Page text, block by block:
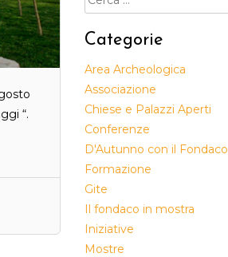
“.
per:
Categorie
Area Archeologica
Associazione
Chiese e Palazzi Aperti
Conferenze
D'Autunno con il Fondaco
Formazione
Gite
Il fondaco in mostra
Iniziative
Mostre